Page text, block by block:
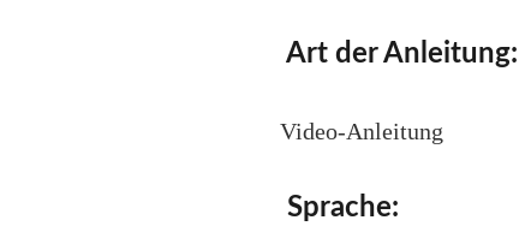
Art der Anleitung:
Video-Anleitung
Sprache: